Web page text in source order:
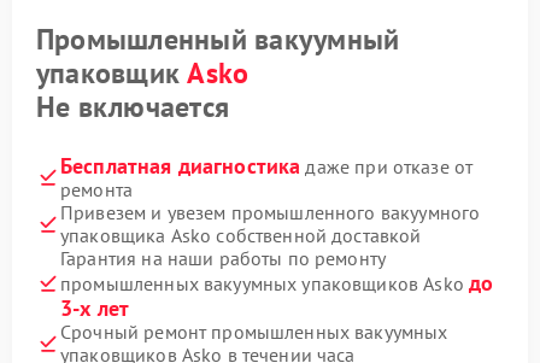
Промышленный вакуумный
упаковщикAsko
Не включается
Бесплатная диагностика даже при отказе от
ремонта
Привезем и увезем промышленного вакуумного
упаковщика Asko собственной доставкой
Гарантия на наши работы по ремонту
промышленных вакуумных упаковщиков Asko до
3-х лет
Срочный ремонт промышленных вакуумных
упаковщиков Asko в течении часа